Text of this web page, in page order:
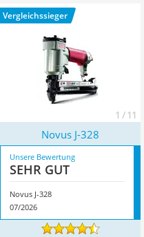
Winterharte Palmen
Gasdurchlauferhitzer
besonders das Modell
Eigenschaften.
Vergleichssieger
1 / 11
Novus J-328
Unsere Bewertung
SEHR GUT
Novus J-328
07/2026